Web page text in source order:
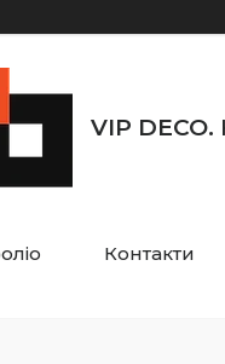
VIP
Контакти